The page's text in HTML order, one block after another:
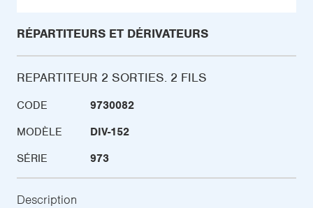
RÉPARTITEURS ET DÉRIVATEURS
REPARTITEUR 2 SORTIES. 2 FILS
CODE
9730082
MODÈLE
DIV-152
SÉRIE
973
Description